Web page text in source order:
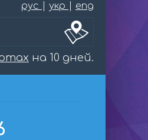
рус укр eng
на 10 дней.